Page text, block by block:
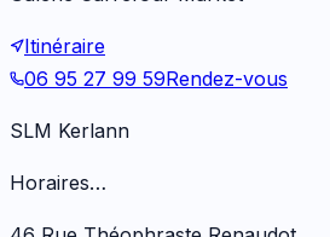
Itinéraire
06 95 27 99 59Rendez-vous
SLM Kerlann
Horaires…